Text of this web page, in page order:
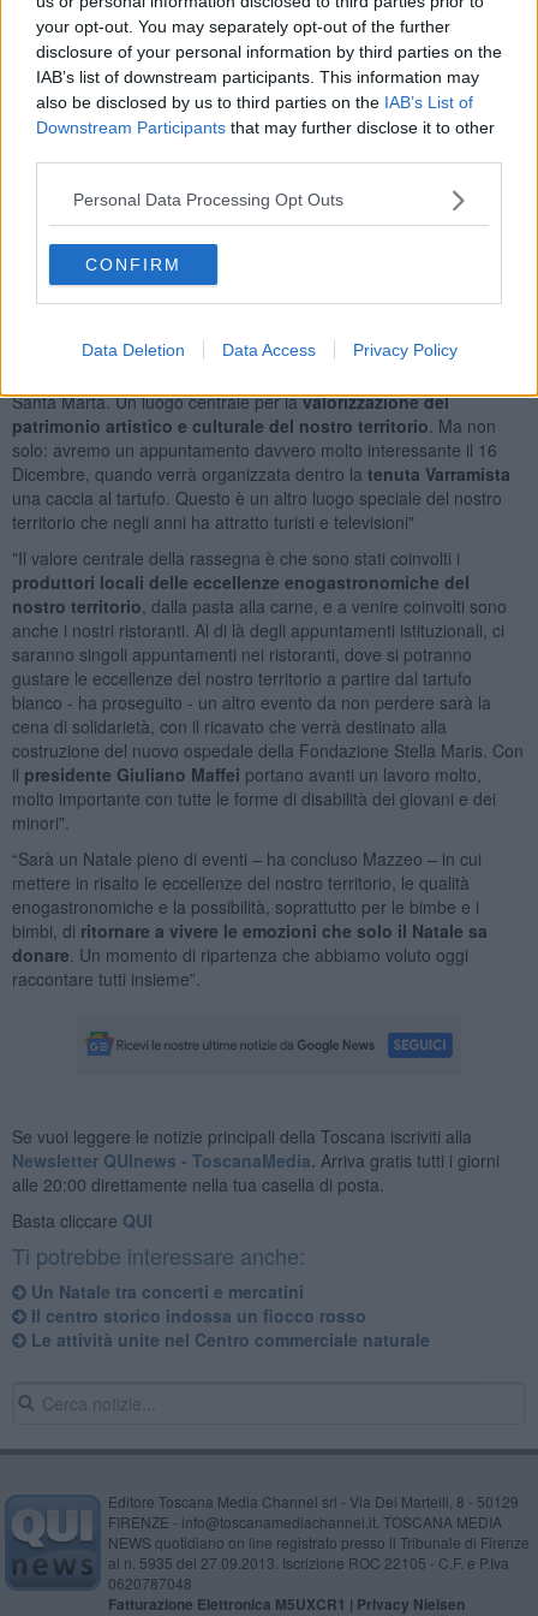
your opt-out. You may separately opt-out of the further
disclosure of your personal information by third parties on the
IAB’s list of downstream participants. This information may
also be disclosed by us to third parties on the IAB’s List of
Downstream Participants that may further disclose it to other
Personal Data Processing Opt Outs
CONFIRM
Data Deletion Data Access Privacy Policy
spiegato ilsindaco Giovanni Capecchi- cerchiamo di mettere in
campo iniziative che possano andare nel senso dellosviluppo del
nostro territorio, dal punto di vista commerciale e dell’attrazione
delle persone. Una è senza dubbio valorizzare un prodotto che ci
caratterizza: il tartufo, che è unambasciatore del nostro
Presente anche l’assessore alle Attività produttive di Montopoli,
Valerio Martinelli. “Il calendario di questa rassegna ha un
- le iniziative si distribuiscono per tutto Dicembre e cominceremo
Santa Marta. Un luogo centrale per lavalorizzazione del
patrimonio artistico e culturale del nostro territorio . Ma non
solo: avremo un appuntamento davvero molto interessante il 16
Dicembre, quando verrà organizzata dentro la tenuta Varramista
una caccia al tartufo. Questo è un altro luogo speciale del nostro
territorio che negli anni ha attratto turisti e televisioni"
"Il valore centrale della rassegna è che sono stati coinvolti i
produttori locali delle eccellenze enogastronomiche del
nostro territorio , dalla pasta alla carne, e a venire coinvolti sono
anche i nostri ristoranti. Al di là degli appuntamenti istituzionali, ci
saranno singoli appuntamenti nei ristoranti, dove si potranno
gustare le eccellenze del nostro territorio a partire dal tartufo
bianco - ha proseguito - un altro evento da non perdere sarà la
cena di solidarietà, con il ricavato che verrà destinato alla
costruzione del nuovo ospedale della Fondazione Stella Maris. Con
il presidente Giuliano Maffei portano avanti un lavoro molto,
molto importante con tutte le forme di disabilità dei giovani e dei
minori".
“Sarà un Natale pieno di eventi – ha concluso Mazzeo – in cui
mettere in risalto le eccellenze del nostro territorio, le qualità
enogastronomiche e la possibilità, soprattutto per le bimbe e i
bimbi, di ritornare a vivere le emozioni che solo il Natale sa
donare . Un momento di ripartenza che abbiamo voluto oggi
raccontare tutti insieme”.
Se vuoi leggere le notizie principali della Toscana iscriviti alla
Newsletter QUInews - ToscanaMedia. Arriva gratis tutti i giorni
alle 20:00 direttamente nella tua casella di posta.
Basta cliccare QUI
Ti potrebbe interessare anche:
Un Natale tra concerti e mercatini
Il centro storico indossa un fiocco rosso
Le attività unite nel Centro commerciale naturale
Editore Toscana Media Channel srl - Via Dei Martelli, 8 - 50129
FIRENZE - info@toscanamediachannel.it. TOSCANA MEDIA
NEWS quotidiano on line registrato presso il Tribunale di Firenze
al n. 5935 del 27.09.2013. Iscrizione ROC 22105 - C.F. e P.Iva
0620787048
Fatturazione Elettronica M5UXCR1 | Privacy Nielsen